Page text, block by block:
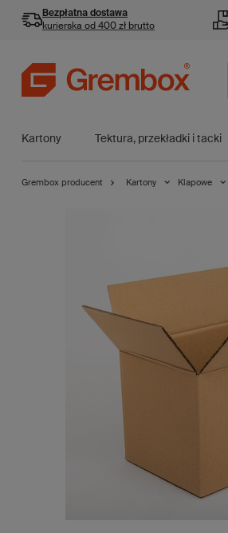
Bezpłatna dostawa
kurierska od 400 zł brutto
Kartony Tektura, przekładki i tacki
Grembox producent Kartony Klapowe